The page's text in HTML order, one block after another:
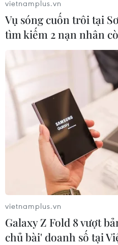
#Xét tuyển đại học #thí sinh
#nguyện vọng
Theo dõi VietnamPlus
vietnamplus.vn
Vụ sóng cuốn trôi tại
tìm kiếm 2 nạn nhân
vietnamplus.vn
Galaxy Z Fold 8 vượt
chủ bài' doanh số tại